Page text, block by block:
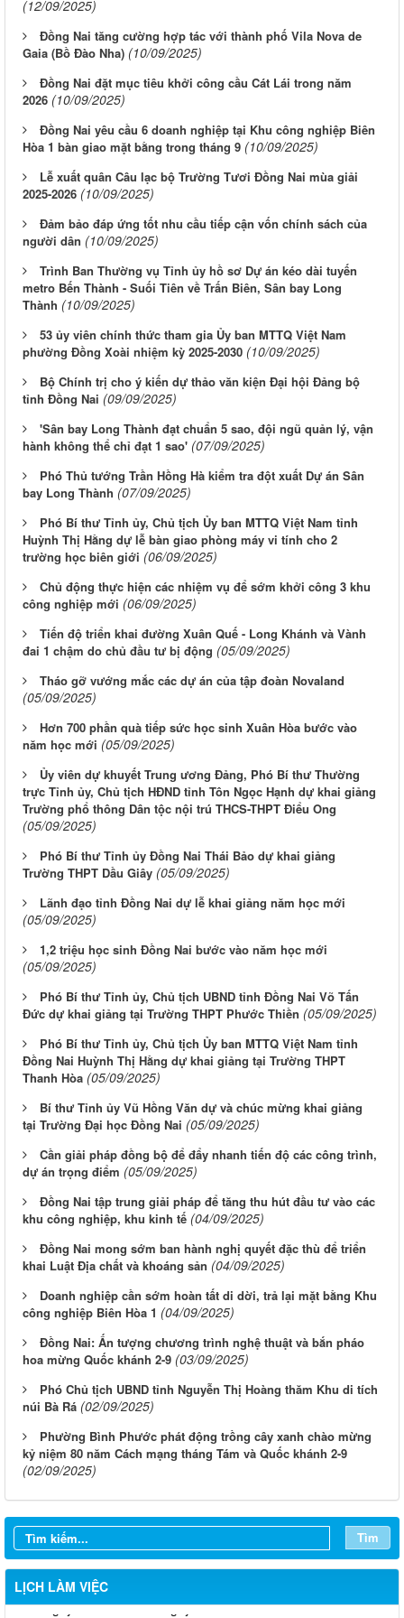
(12/09/2025)
Đồng Nai tăng cường hợp tác với thành phố Vila Nova de
Gaia (Bồ Đào Nha) (10/09/2025)
Đồng Nai đặt mục tiêu khởi công cầu Cát Lái trong năm
2026 (10/09/2025)
Đồng Nai yêu cầu 6 doanh nghiệp tại Khu công nghiệp Biên
Hòa 1 bàn giao mặt bằng trong tháng 9 (10/09/2025)
Lễ xuất quân Câu lạc bộ Trường Tươi Đồng Nai mùa giải
2025-2026 (10/09/2025)
Đảm bảo đáp ứng tốt nhu cầu tiếp cận vốn chính sách của
người dân (10/09/2025)
Trình Ban Thường vụ Tỉnh ủy hồ sơ Dự án kéo dài tuyến
metro Bến Thành - Suối Tiên về Trấn Biên, Sân bay Long
Thành (10/09/2025)
53 ủy viên chính thức tham gia Ủy ban MTTQ Việt Nam
phường Đồng Xoài nhiệm kỳ 2025-2030 (10/09/2025)
Bộ Chính trị cho ý kiến dự thảo văn kiện Đại hội Đảng bộ
tỉnh Đồng Nai (09/09/2025)
'Sân bay Long Thành đạt chuẩn 5 sao, đội ngũ quản lý, vận
hành không thể chỉ đạt 1 sao' (07/09/2025)
Phó Thủ tướng Trần Hồng Hà kiểm tra đột xuất Dự án Sân
bay Long Thành (07/09/2025)
Phó Bí thư Tỉnh ủy, Chủ tịch Ủy ban MTTQ Việt Nam tỉnh
Huỳnh Thị Hằng dự lễ bàn giao phòng máy vi tính cho 2
trường học biên giới (06/09/2025)
Chủ động thực hiện các nhiệm vụ để sớm khởi công 3 khu
công nghiệp mới (06/09/2025)
Tiến độ triển khai đường Xuân Quế - Long Khánh và Vành
đai 1 chậm do chủ đầu tư bị động (05/09/2025)
Tháo gỡ vướng mắc các dự án của tập đoàn Novaland
(05/09/2025)
Hơn 700 phần quà tiếp sức học sinh Xuân Hòa bước vào
năm học mới (05/09/2025)
Ủy viên dự khuyết Trung ương Đảng, Phó Bí thư Thường
trực Tỉnh ủy, Chủ tịch HĐND tỉnh Tôn Ngọc Hạnh dự khai giảng
Trường phổ thông Dân tộc nội trú THCS-THPT Điểu Ong
(05/09/2025)
Phó Bí thư Tỉnh ủy Đồng Nai Thái Bảo dự khai giảng
Trường THPT Dầu Giây (05/09/2025)
Lãnh đạo tỉnh Đồng Nai dự lễ khai giảng năm học mới
(05/09/2025)
1,2 triệu học sinh Đồng Nai bước vào năm học mới
(05/09/2025)
Phó Bí thư Tỉnh ủy, Chủ tịch UBND tỉnh Đồng Nai Võ Tấn
Đức dự khai giảng tại Trường THPT Phước Thiền (05/09/2025)
Phó Bí thư Tỉnh ủy, Chủ tịch Ủy ban MTTQ Việt Nam tỉnh
Đồng Nai Huỳnh Thị Hằng dự khai giảng tại Trường THPT
Thanh Hòa (05/09/2025)
Bí thư Tỉnh ủy Vũ Hồng Văn dự và chúc mừng khai giảng
tại Trường Đại học Đồng Nai (05/09/2025)
Cần giải pháp đồng bộ để đẩy nhanh tiến độ các công trình,
dự án trọng điểm (05/09/2025)
Đồng Nai tập trung giải pháp để tăng thu hút đầu tư vào các
khu công nghiệp, khu kinh tế (04/09/2025)
Đồng Nai mong sớm ban hành nghị quyết đặc thù để triển
khai Luật Địa chất và khoáng sản (04/09/2025)
Doanh nghiệp cần sớm hoàn tất di dời, trả lại mặt bằng Khu
công nghiệp Biên Hòa 1 (04/09/2025)
Đồng Nai: Ấn tượng chương trình nghệ thuật và bắn pháo
hoa mừng Quốc khánh 2-9 (03/09/2025)
Phó Chủ tịch UBND tỉnh Nguyễn Thị Hoàng thăm Khu di tích
núi Bà Rá (02/09/2025)
Phường Bình Phước phát động trồng cây xanh chào mừng
kỷ niệm 80 năm Cách mạng tháng Tám và Quốc khánh 2-9
(02/09/2025)
Tìm
LỊCH LÀM VIỆC
Từ ngày 27/7/2026 đến ngày 02/8/2026
Từ ngày 20/7/2026 đến ngày 26/7/2026
Từ ngày 13/7/2026 đến ngày 18/7/2026